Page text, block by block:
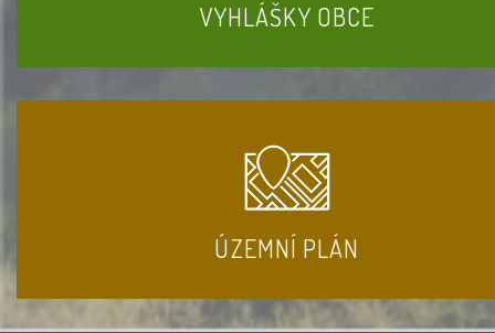
VYHLÁŠKY OBCE
ÚZEMNÍ PLÁN